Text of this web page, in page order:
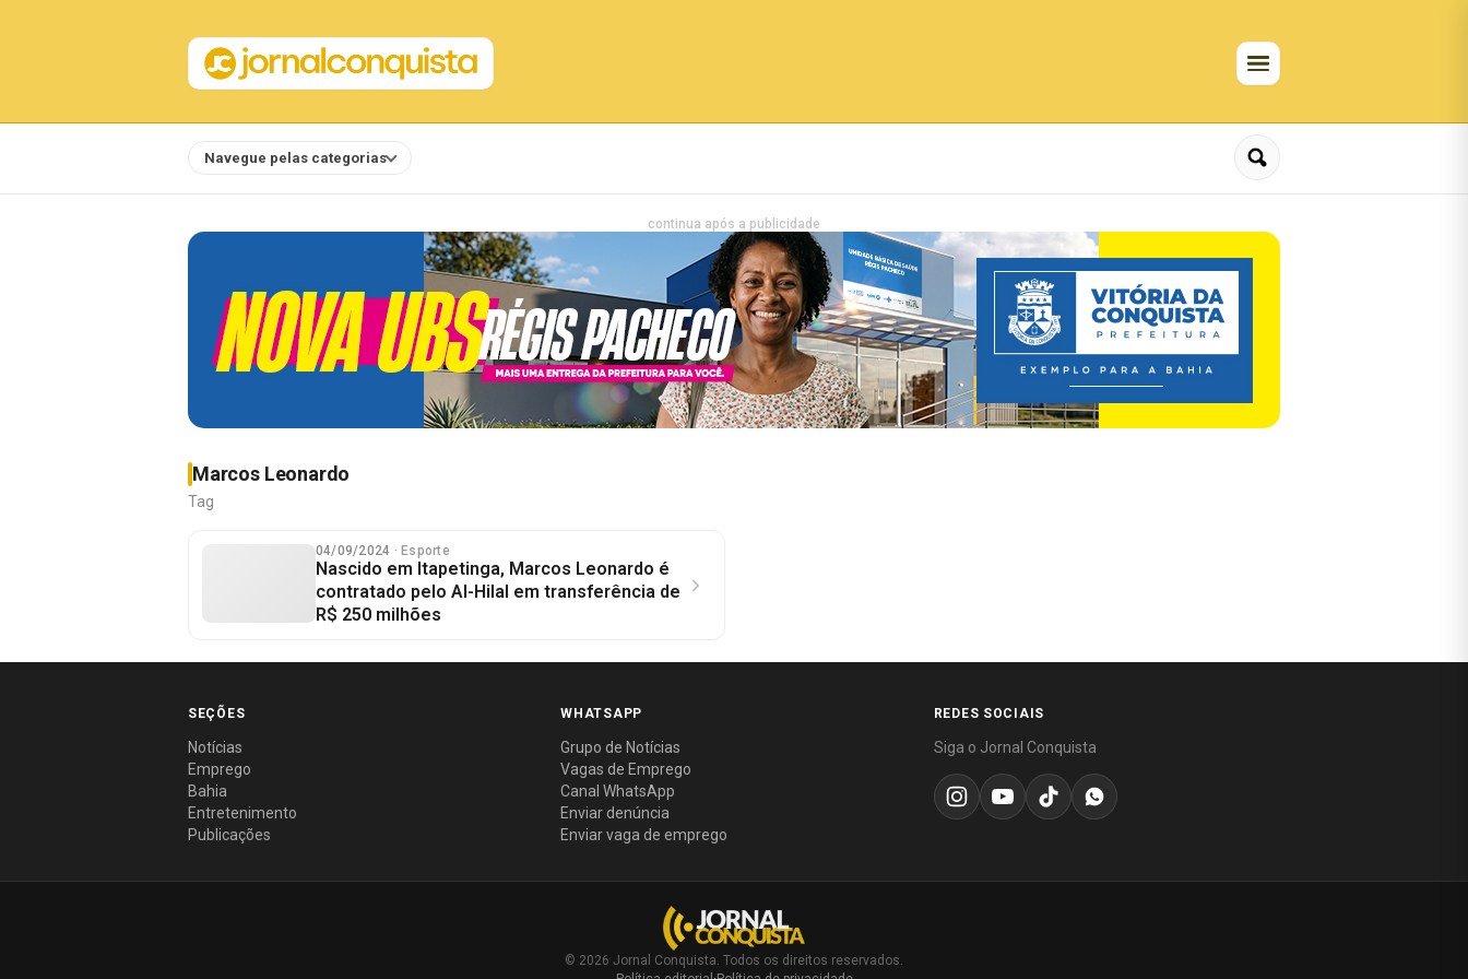
Navegue pelas categorias
continua após a publicidade
Marcos Leonardo
Tag
04/09/2024 · Esporte
Nascido em Itapetinga, Marcos Leonardo é
contratado pelo Al-Hilal em transferência de
R$ 250 milhões
SEÇÕES
Notícias
Emprego
Bahia
Entretenimento
Publicações
WHATSAPP
Grupo de Notícias
Vagas de Emprego
Canal WhatsApp
Enviar denúncia
Enviar vaga de emprego
REDES SOCIAIS
Siga o Jornal Conquista
© 2026 Jornal Conquista. Todos os direitos reservados.